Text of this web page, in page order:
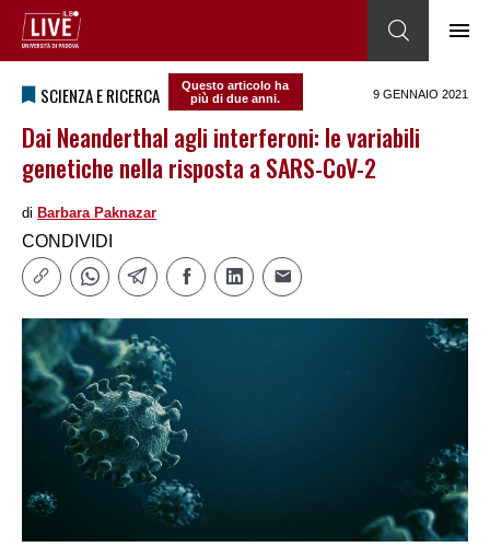
SCIENZA E RICERCA
Questo articolo ha
più di due anni.
9 GENNAIO 2021
Dai Neanderthal agli interferoni: le variabili
genetiche nella risposta a SARS-CoV-2
di Barbara Paknazar
CONDIVIDI